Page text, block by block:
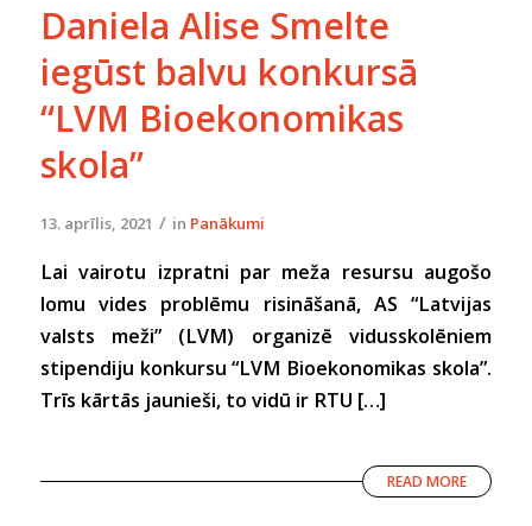
Daniela Alise Smelte
iegūst balvu konkursā
“LVM Bioekonomikas
skola”
13. aprīlis, 2021 / in Panākumi
Lai vairotu izpratni par meža resursu augošo
lomu vides problēmu risināšanā, AS “Latvijas
valsts meži” (LVM) organizē vidusskolēniem
stipendiju konkursu “LVM Bioekonomikas skola”.
Trīs kārtās jaunieši, to vidū ir RTU […]
READ MORE